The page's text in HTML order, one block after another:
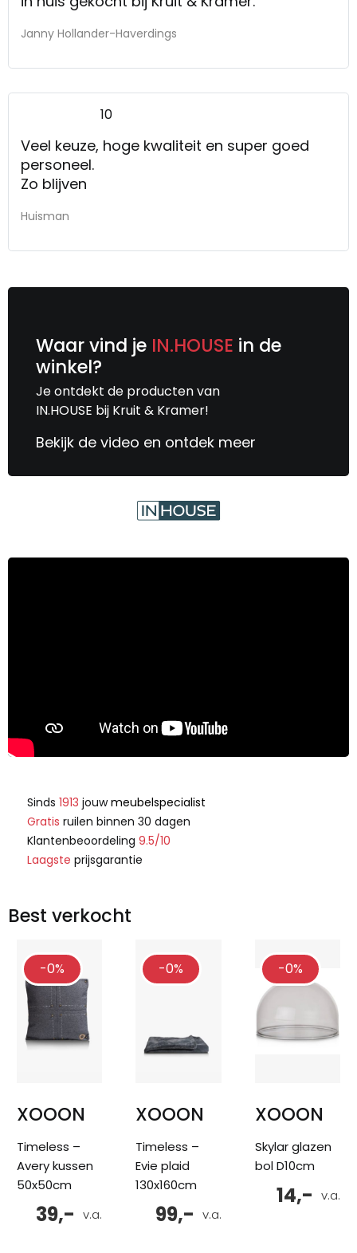
Janny Hollander-Haverdings
10
Veel keuze, hoge kwaliteit en super goed
personeel.
Zo blijven
Huisman
Waar vind je IN.HOUSE in de
winkel?
Je ontdekt de producten van
IN.HOUSE bij Kruit & Kramer!
Bekijk de video en ontdek meer
Sinds 1913 jouwmeubelspecialist
Gratis ruilen binnen 30 dagen
Klantenbeoordeling 9.5/10
Laagste prijsgarantie
Best verkocht
-0%
XOOON
Timeless –
Avery kussen
50x50cm
v.a.
39,-
-0%
XOOON
Timeless –
Evie plaid
130x160cm
v.a.
99,-
-0%
XOOON
Skylar glazen
bol D10cm
v.a.
14,-